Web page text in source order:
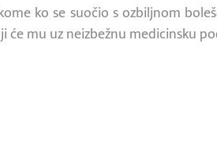
ko se suočio s ozbiljnom
mu uz neizbežnu medicinsku